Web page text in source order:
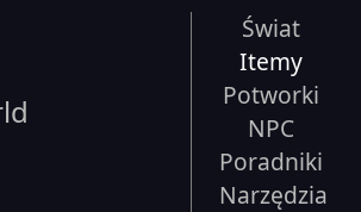
Świat
Itemy
Potworki
NPC
Poradniki
Narzędzia